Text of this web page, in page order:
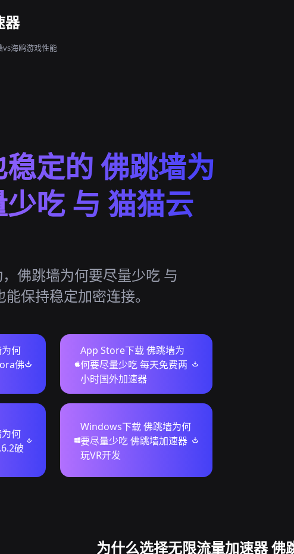
器
vs海鸥游戏性能
定的 佛跳墙为
吃 与 猫猫云
佛跳墙为何要尽量少吃 与
保持稳定加密连接。
何
佛
App Store下载 佛跳墙为
何要尽量少吃 每天免费两
小时国外加速器
何
破
Windows下载 佛跳墙为何
要尽量少吃 佛跳墙加速器
玩VR开发
为什么选择无限流量加速器 佛